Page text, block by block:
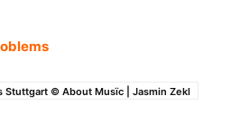
Stuttgart © About Musïc | Jasmin Zekl